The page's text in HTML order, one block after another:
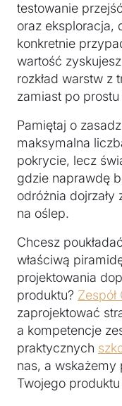
testowanie
oraz eksploracja,
konkretnie
wartość
rozkład warstw z
zamiast po
Pamiętaj o
maksymalna
pokrycie, lecz
gdzie naprawdę
odróżnia dojrzały
na oślep.
Chcesz
właściwą
projektowania
produktu?
zaprojektować
a kompetencje
praktycznych
nas, a
Twojego